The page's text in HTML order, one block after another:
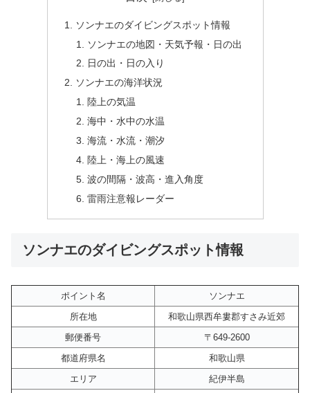
ソンナエのダイビングスポット情報
ソンナエの地図・天気予報・日の出
日の出・日の入り
ソンナエの海洋状況
陸上の気温
海中・水中の水温
海流・水流・潮汐
陸上・海上の風速
波の間隔・波高・進入角度
雷雨注意報レーダー
ソンナエのダイビングスポット情報
ポイント名
ソンナエ
所在地
和歌山県西牟婁郡すさみ近郊
郵便番号
〒649-2600
都道府県名
和歌山県
エリア
紀伊半島